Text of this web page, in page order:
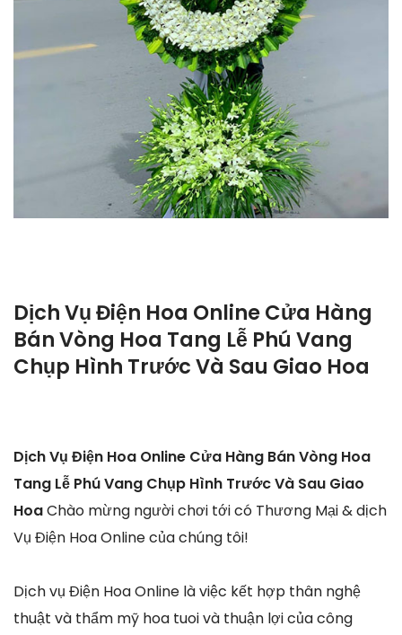
Dịch Vụ Điện Hoa Online Cửa Hàng
Bán Vòng Hoa Tang Lễ Phú Vang
Chụp Hình Trước Và Sau Giao Hoa
Dịch Vụ Điện Hoa Online Cửa Hàng Bán Vòng Hoa
Tang Lễ Phú Vang Chụp Hình Trước Và Sau Giao
HoaChào mừng người chơi tới có Thương Mại & dịch
Vụ Điện Hoa Online của chúng tôi!
Dịch vụ Điện Hoa Online là việc kết hợp thân nghệ
thuật và thẩm mỹ hoa tuoi và thuận lợi của công